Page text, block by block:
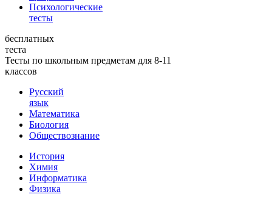
Психологические
тесты
бесплатных
теста
Тесты по школьным предметам для 8-11
классов
Русский
язык
Математика
Биология
Обществознание
История
Химия
Информатика
Физика